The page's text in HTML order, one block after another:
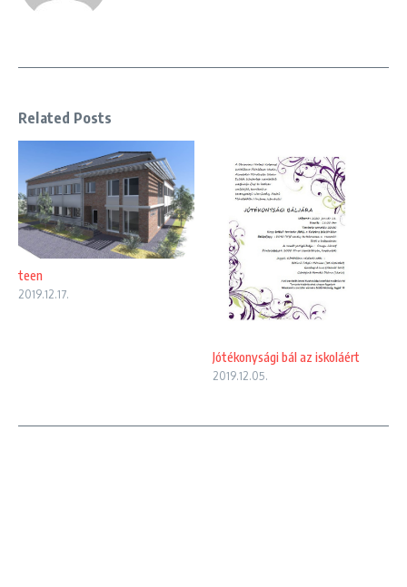
Related Posts
teen
2019.12.17.
Jótékonysági bál az iskoláért
2019.12.05.